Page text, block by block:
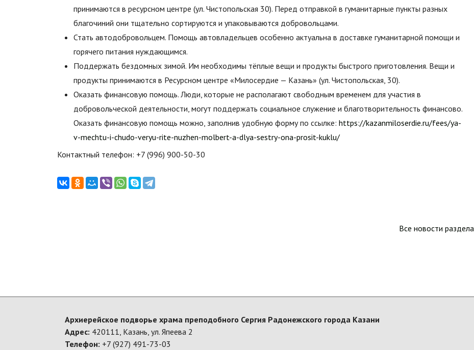
принимаются в ресурсном центре (ул. Чистопольская 30). Перед отправкой в гуманитарные пункты разных
благочиний они тщательно сортируются и упаковываются добровольцами.
Стать автодобровольцем. Помощь автовладельцев особенно актуальна в доставке гуманитарной помощи и
горячего питания нуждающимся.
Поддержать бездомных зимой. Им необходимы тёплые вещи и продукты быстрого приготовления. Вещи и
продукты принимаются в Ресурсном центре «Милосердие — Казань» (ул. Чистопольская, 30).
Оказать финансовую помощь. Люди, которые не располагают свободным временем для участия в
добровольческой деятельности, могут поддержать социальное служение и благотворительность финансово.
Оказать финансовую помощь можно, заполнив удобную форму по ссылке: https://kazanmiloserdie.ru/fees/ya-
v-mechtu-i-chudo-veryu-rite-nuzhen-molbert-a-dlya-sestry-ona-prosit-kuklu/
Контактный телефон: +7 (996) 900-50-30
Все новости раздела
Архиерейское подворье храма преподобного Сергия Радонежского города Казани
Адрес: 420111, Казань, ул. Япеева 2
Телефон: +7 (927) 491-73-03